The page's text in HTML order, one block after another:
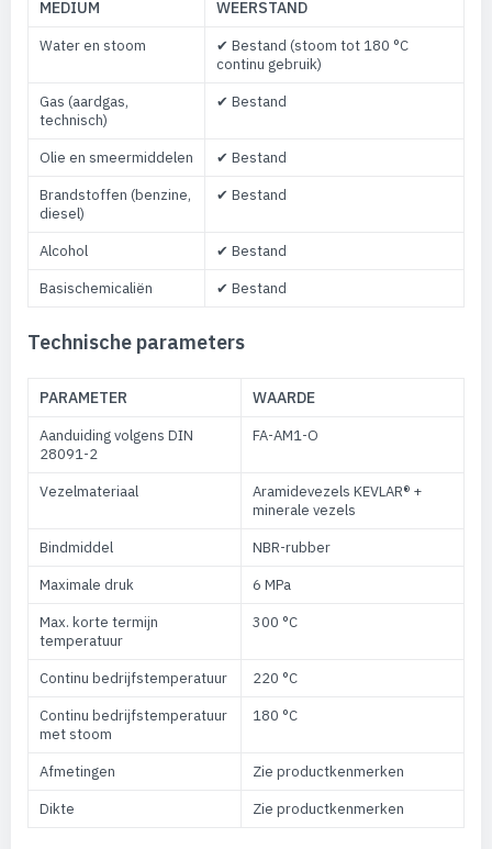
MEDIUM WEERSTAND
Water en stoom
✔ Bestand (stoom tot 180 °C
continu gebruik)
Gas (aardgas,
technisch)
✔ Bestand
Olie en smeermiddelen
✔ Bestand
Brandstoffen (benzine,
diesel)
✔ Bestand
Alcohol
✔ Bestand
Basischemicaliën
✔ Bestand
Technische parameters
PARAMETER WAARDE
Aanduiding volgens DIN
28091-2
FA-AM1-O
Vezelmateriaal
Aramidevezels KEVLAR® +
minerale vezels
Bindmiddel
NBR-rubber
Maximale druk
6 MPa
Max. korte termijn
temperatuur
300 °C
Continu bedrijfstemperatuur
220 °C
Continu bedrijfstemperatuur
met stoom
180 °C
Afmetingen
Zie productkenmerken
Dikte
Zie productkenmerken